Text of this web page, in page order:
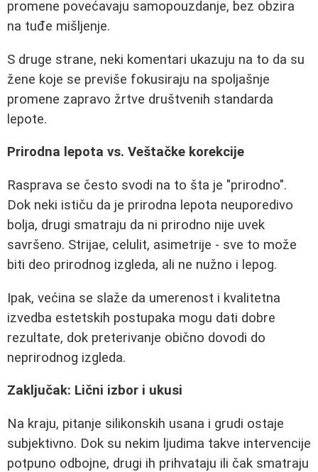
promene povećavaju samopouzdanje, bez obzira
na tuđe mišljenje.
S druge strane, neki komentari ukazuju na to da su
žene koje se previše fokusiraju na spoljašnje
promene zapravo žrtve društvenih standarda
lepote.
Prirodna lepota vs. Veštačke korekcije
Rasprava se često svodi na to šta je "prirodno".
Dok neki ističu da je prirodna lepota neuporedivo
bolja, drugi smatraju da ni prirodno nije uvek
savršeno. Strijae, celulit, asimetrije - sve to može
biti deo prirodnog izgleda, ali ne nužno i lepog.
Ipak, većina se slaže da umerenost i kvalitetna
izvedba estetskih postupaka mogu dati dobre
rezultate, dok preterivanje obično dovodi do
neprirodnog izgleda.
Zaključak: Lični izbor i ukusi
Na kraju, pitanje silikonskih usana i grudi ostaje
subjektivno. Dok su nekim ljudima takve intervencije
potpuno odbojne, drugi ih prihvataju ili čak smatraju